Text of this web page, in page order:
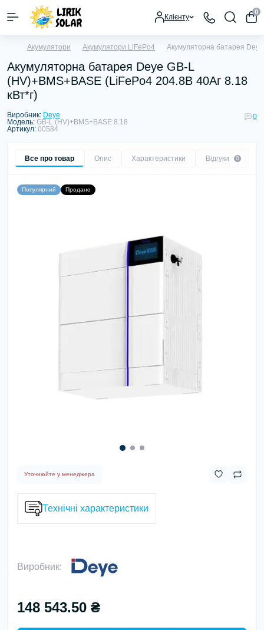
Клієнту
0
Акумулятори Акумулятори LiFePo4 Акумуляторна батарея
Акумуляторна батарея Deye GB-L
(HV)+BMS+BASE (LiFePo4 204.8В 40Aг 8.18
кВт*г)
Виробник: Deye
Модель: GB-L (HV)+BMS+BASE 8.18
Артикул: 00584
0
Все про товар Опис Характеристики Відгуки 0
Популярний Продано
Уточнюйте у менеджера
Технічні характеристики
Виробник:
148 543.50 ₴